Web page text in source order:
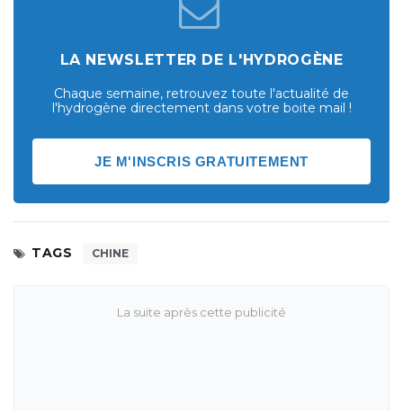
LA NEWSLETTER DE L'HYDROGÈNE
Chaque semaine, retrouvez toute l'actualité de
l'hydrogène directement dans votre boite mail !
JE M'INSCRIS GRATUITEMENT
TAGS CHINE